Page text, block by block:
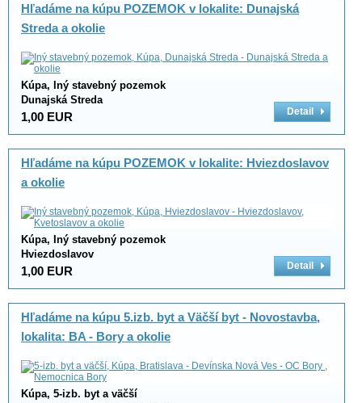
Hľadáme na kúpu POZEMOK v lokalite: Dunajská
Streda a okolie
Kúpa, Iný stavebný pozemok
Dunajská Streda
1,00 EUR Detail
Hľadáme na kúpu POZEMOK v lokalite: Hviezdoslavov
a okolie
Kúpa, Iný stavebný pozemok
Hviezdoslavov
1,00 EUR Detail
Hľadáme na kúpu 5.izb. byt a Väčší byt - Novostavba,
lokalita: BA - Bory a okolie
Kúpa, 5-izb. byt a väčší